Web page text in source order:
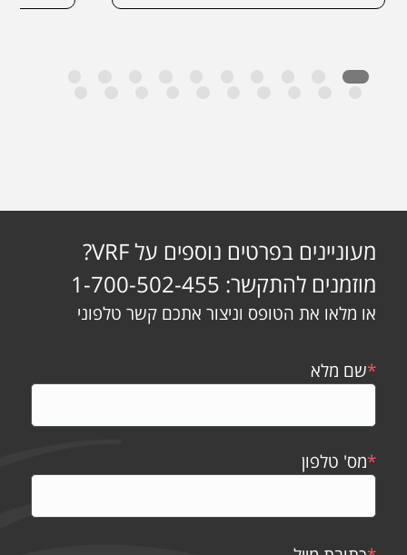
מעוניינים בפרטים נוספים על VRF?
מוזמנים להתקשר: 1-700-502-455
או מלאו את הטופס וניצור אתכם קשר טלפוני
*שם מלא
*מס' טלפון